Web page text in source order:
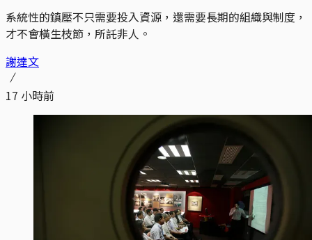
系統性的鎮壓不只需要投入資源，還需要長期的組織與制度，
才不會橫生枝節，所託非人。
謝達文
17 小時前